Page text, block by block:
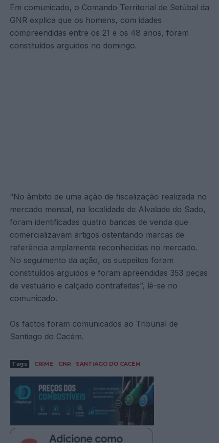
Em comunicado, o Comando Territorial de Setúbal da
GNR explica que os homens, com idades
compreendidas entre os 21 e os 48 anos, foram
constituídos arguidos no domingo.
“No âmbito de uma ação de fiscalização realizada no
mercado mensal, na localidade de Alvalade do Sado,
foram identificadas quatro bancas de venda que
comercializavam artigos ostentando marcas de
referência amplamente reconhecidas no mercado.
No seguimento da ação, os suspeitos foram
constituídos arguidos e foram apreendidas 353 peças
de vestuário e calçado contrafeitas”, lê-se no
comunicado.
Os factos foram comunicados ao Tribunal de
Santiago do Cacém.
Tags CRIME GNR SANTIAGO DO CACÉM